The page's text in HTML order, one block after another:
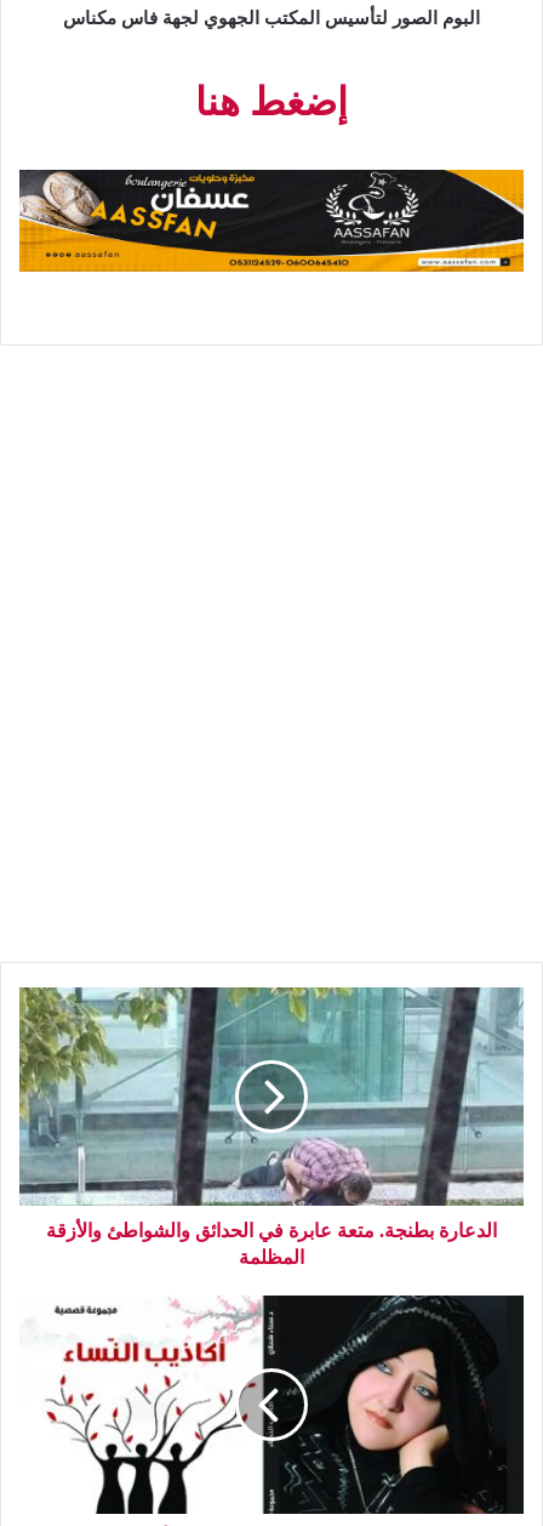
البوم الصور لتأسيس المكتب الجهوي لجهة فاس مكناس
إضغط هنا
الدعارة بطنجة. متعة عابرة في الحدائق والشواطئ والأزقة
المظلمة